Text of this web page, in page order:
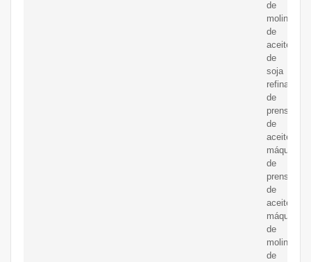
de
molino
de
aceite
de
soja
refinado/
de
prensado
de
aceite,
máquina
de
prensado
de
aceite,
máquina
de
molino
de